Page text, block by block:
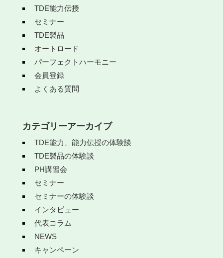
TDE能力伝授
セミナー
TDE製品
オートロード
パーフェクトハーモニー
会員登録
よくある質問
カテゴリーアーカイブ
TDE能力、能力伝授の体験談
TDE製品の体験談
PH講習会
セミナー
セミナーの体験談
インタビュー
代表コラム
NEWS
キャンペーン